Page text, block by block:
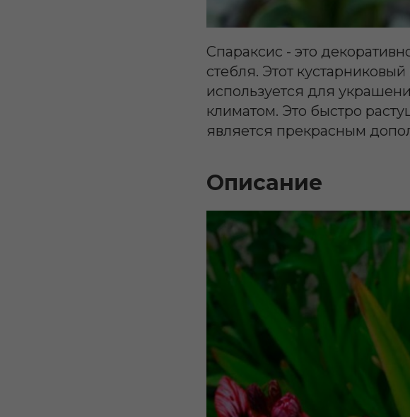
Спараксис - это
стебля. Этот
используется для
климатом. Это быстро
является прекрасным
Описание